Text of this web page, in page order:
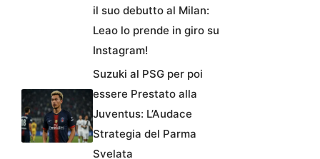
il suo debutto al Milan:
Leao lo prende in giro su
Instagram!
Suzuki al PSG per poi
essere Prestato alla
Juventus: L’Audace
Strategia del Parma
Svelata